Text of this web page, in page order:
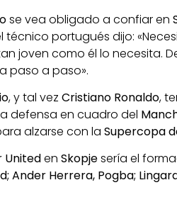
se vea obligado a confiar en
técnico portugués dijo:
joven como él lo necesita.
paso a paso».
, y tal vez Cristiano Ronaldo,
defensa en cuadro del
alzarse con la Supercopa
Uniteden Skopjesería el
Ander Herrera, Pogba;